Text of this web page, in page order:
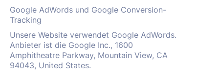
Google AdWords und Google Conversion-
Tracking
Unsere Website verwendet Google AdWords.
Anbieter ist die Google Inc., 1600
Amphitheatre Parkway, Mountain View, CA
94043, United States.